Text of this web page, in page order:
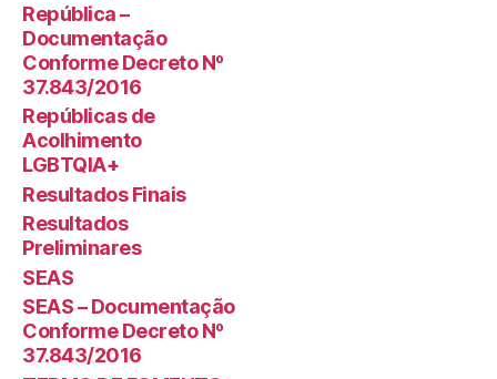
República –
Documentação
Conforme Decreto Nº
37.843/2016
Repúblicas de
Acolhimento
LGBTQIA+
Resultados Finais
Resultados
Preliminares
SEAS
SEAS – Documentação
Conforme Decreto Nº
37.843/2016